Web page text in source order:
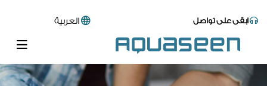
ابقى على تواصل العربية